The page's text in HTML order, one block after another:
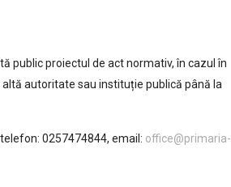
public proiectul de act normativ, în cazul în
autoritate sau instituție publică până la
0257474844, email: office@primaria-